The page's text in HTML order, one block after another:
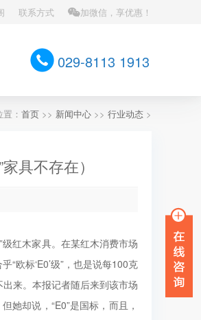
联系方式 加微信，享优惠！
029-8113 1913
： 首页 >> 新闻中心 >> 行业动态 >
具不存在）
红木家具。在某红木消费市场
欧标‘E0’级”，也是说每100克
来。本报记者随后来到该市场
她却说，“E0”是国标，而且，